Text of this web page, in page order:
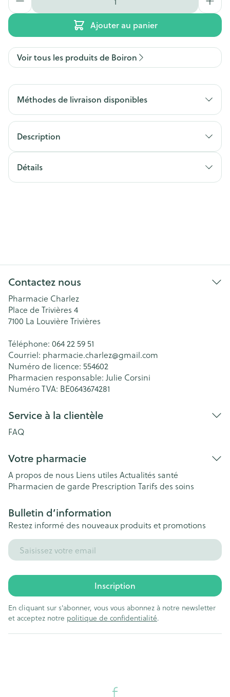
Ajouter au panier
Voir tous les produits de Boiron
Méthodes de livraison disponibles
Description
Détails
Contactez nous
Pharmacie Charlez
Place de Trivières 4
7100 La Louvière Trivières
Téléphone: 064 22 59 51
Courriel: pharmacie.charlez@gmail.com
Numéro de licence: 554602
Pharmacien responsable: Julie Corsini
Numéro TVA: BE0643674281
Service à la clientèle
FAQ
Votre pharmacie
A propos de nous Liens utiles Actualités santé
Pharmacien de garde Prescription Tarifs des soins
Bulletin d’information
Restez informé des nouveaux produits et promotions
Adresse mail
Inscription
En cliquant sur s'abonner, vous vous abonnez à notre newsletter
et acceptez notre politique de confidentialité.